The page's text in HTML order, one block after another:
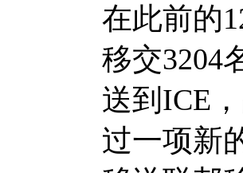
在此前的
移交3204
送到ICE
过一项新